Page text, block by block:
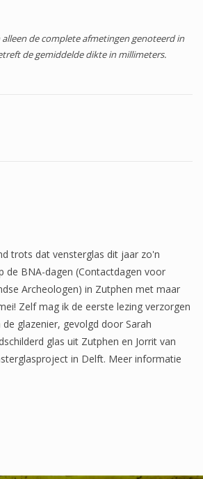
trots dat vensterglas dit jaar zo'n
de BNA-dagen (Contactdagen voor
Archeologen) in Zutphen met maar
Zelf mag ik de eerste lezing verzorgen
glazenier, gevolgd door Sarah
glas uit Zutphen en Jorrit van
in Delft. Meer informatie
de complete afmetingen genoteerd in
de gemiddelde dikte in millimeters.